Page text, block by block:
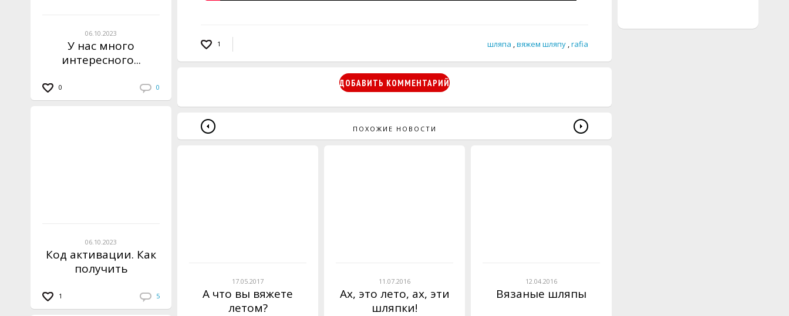
0 0
06.10.2023
У нас много
интересного...
1 5
06.10.2023
Код активации. Как
получить
1 шляпа ,вяжем шляпу ,rafia
ДОБАВИТЬ КОММЕНТАРИЙ
ПОХОЖИЕ НОВОСТИ
17.05.2017
А что вы вяжете
летом?
11.07.2016
Ах, это лето, ах, эти
шляпки!
12.04.2016
Вязаные шляпы